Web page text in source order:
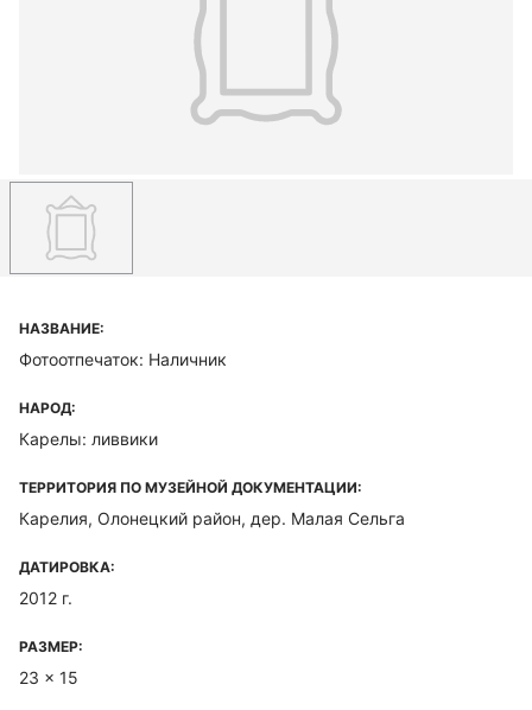
НАЗВАНИЕ:
Фотоотпечаток: Наличник
НАРОД:
Карелы: ливвики
ТЕРРИТОРИЯ ПО МУЗЕЙНОЙ ДОКУМЕНТАЦИИ:
Карелия, Олонецкий район, дер. Малая Сельга
ДАТИРОВКА:
2012 г.
РАЗМЕР:
23 x 15